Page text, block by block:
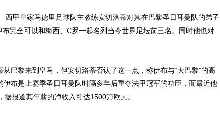
甲皇家马德里足球队主教练安切洛蒂对其在巴黎圣日耳曼队的弟子
完全可以和梅西、C罗一起名列当今世界足坛前三名。同时他也对
巴黎来到皇马，但安切洛蒂否认了这一点，称伊布与“大巴黎”的高
布是上赛季圣日耳曼队时隔多年后重夺法甲冠军的功臣，而最近他
报道其年薪的净收入可达1500万欧元。